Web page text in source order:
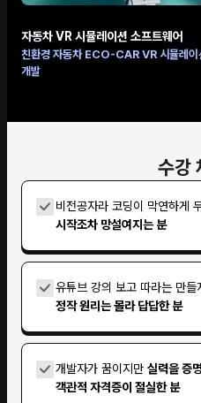
자동차 VR 시뮬레이션 소프트웨어
친환경 자동차 ECO-CAR VR 시뮬레이
개발
수강
비전공자라 코딩이 막연하게
시작조차 망설여지는 분
유튜브 강의 보고 따라는 만들
정작 원리는 몰라 답답한 분
개발자가 꿈이지만 실력을 증
객관적 자격증이 절실한 분